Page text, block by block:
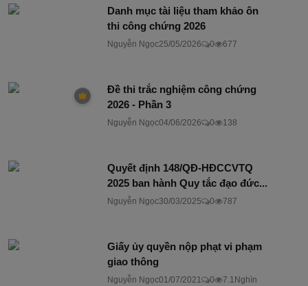
Danh mục tài liệu tham khảo ôn
thi công chứng 2026
Nguyễn Ngọc25/05/2026 0 677
Đề thi trắc nghiệm công chứng
2026 - Phần 3
Nguyễn Ngọc04/06/2026 0 138
Quyết định 148/QĐ-HĐCCVTQ
2025 ban hành Quy tắc đạo đức...
Nguyễn Ngọc30/03/2025 0 787
Giấy ủy quyền nộp phạt vi phạm
giao thông
Nguyễn Ngọc01/07/2021 0 7.1Nghìn